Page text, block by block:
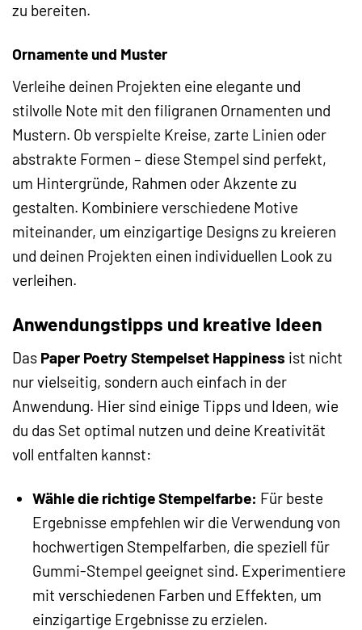
zu bereiten.
Ornamente und Muster
Verleihe deinen Projekten eine elegante und
stilvolle Note mit den filigranen Ornamenten und
Mustern. Ob verspielte Kreise, zarte Linien oder
abstrakte Formen – diese Stempel sind perfekt,
um Hintergründe, Rahmen oder Akzente zu
gestalten. Kombiniere verschiedene Motive
miteinander, um einzigartige Designs zu kreieren
und deinen Projekten einen individuellen Look zu
verleihen.
Anwendungstipps und kreative Ideen
Das Paper Poetry Stempelset Happiness ist nicht
nur vielseitig, sondern auch einfach in der
Anwendung. Hier sind einige Tipps und Ideen, wie
du das Set optimal nutzen und deine Kreativität
voll entfalten kannst:
Wähle die richtige Stempelfarbe: Für beste
Ergebnisse empfehlen wir die Verwendung von
hochwertigen Stempelfarben, die speziell für
Gummi-Stempel geeignet sind. Experimentiere
mit verschiedenen Farben und Effekten, um
einzigartige Ergebnisse zu erzielen.